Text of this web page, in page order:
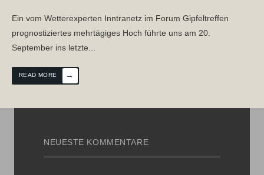
Ein vom Wetterexperten Inntranetz im Forum Gipfeltreffen
prognostiziertes mehrtägiges Hoch führte uns am 20.
September ins letzte
READ MORE →
NEUESTE KOMMENTARE